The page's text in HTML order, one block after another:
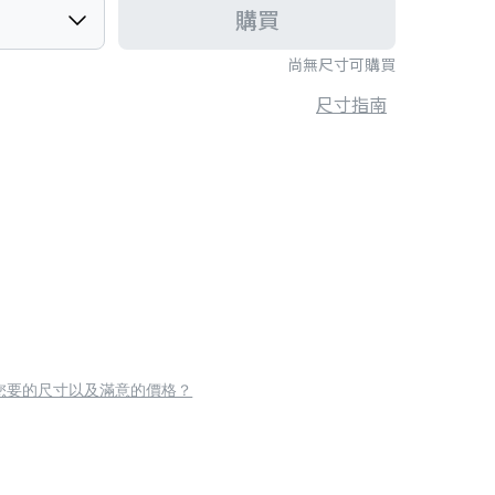
尚無尺寸可購買
購買
尺寸指南
要的尺寸以及滿意的價格？